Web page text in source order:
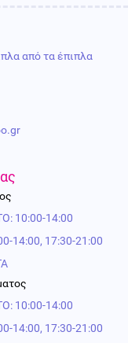
από τα έπιπλα
10:00-14:00
14:00, 17:30-21:00
10:00-14:00
14:00, 17:30-21:00